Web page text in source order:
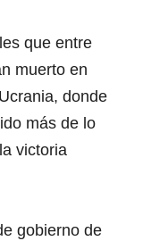
que entre
muerto en
donde
más de lo
victoria
gobierno de